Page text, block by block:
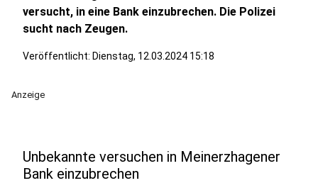
versucht, in eine Bank einzubrechen. Die Polizei
sucht nach Zeugen.
Veröffentlicht: Dienstag, 12.03.2024 15:18
Anzeige
Unbekannte versuchen in Meinerzhagener
Bank einzubrechen